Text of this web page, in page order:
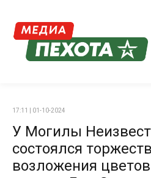
17:11 | 01-10-2024
У Могилы
состоялся
возложения